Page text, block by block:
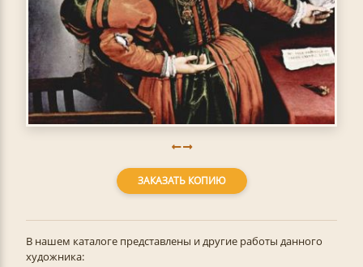
ЗАКАЗАТЬ КОПИЮ
В нашем каталоге представлены и другие работы данного
художника: